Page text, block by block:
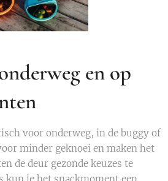
en op
voor onderweg, in de buggy of
minder geknoei en maken het
de deur gezonde keuzes te